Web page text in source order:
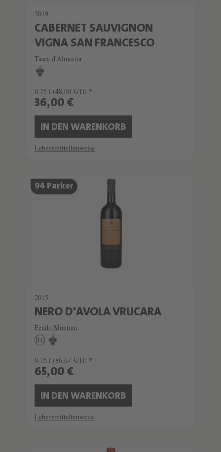
2019
CABERNET SAUVIGNON
VIGNA SAN FRANCESCO
Tasca d'Almerita
0.75 l (48,00 €/1l) *
36,00 €
IN DEN WARENKORB
Lebensmittelhinweise
94 Parker
2015
NERO D'AVOLA VRUCARA
Feudo Montoni
0.75 l (86,67 €/1l) *
65,00 €
IN DEN WARENKORB
Lebensmittelhinweise